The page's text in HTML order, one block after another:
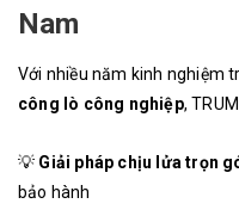
Nam
Với nhiều năm kinh nghiệm
công lò công nghiệp,
💡 Giải pháp chịu lửa trọn
bảo hành